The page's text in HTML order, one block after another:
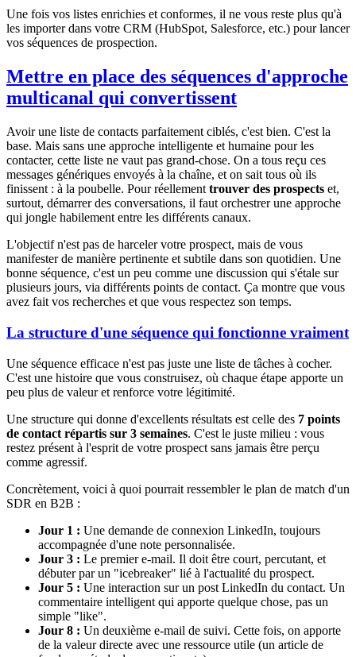
Une fois vos listes enrichies et conformes, il ne vous reste plus qu'à
les importer dans votre CRM (HubSpot, Salesforce, etc.) pour lancer
vos séquences de prospection.
Mettre en place des séquences d'approche
multicanal qui convertissent
Avoir une liste de contacts parfaitement ciblés, c'est bien. C'est la
base. Mais sans une approche intelligente et humaine pour les
contacter, cette liste ne vaut pas grand-chose. On a tous reçu ces
messages génériques envoyés à la chaîne, et on sait tous où ils
finissent : à la poubelle. Pour réellement trouver des prospects et,
surtout, démarrer des conversations, il faut orchestrer une approche
qui jongle habilement entre les différents canaux.
L'objectif n'est pas de harceler votre prospect, mais de vous
manifester de manière pertinente et subtile dans son quotidien. Une
bonne séquence, c'est un peu comme une discussion qui s'étale sur
plusieurs jours, via différents points de contact. Ça montre que vous
avez fait vos recherches et que vous respectez son temps.
La structure d'une séquence qui fonctionne vraiment
Une séquence efficace n'est pas juste une liste de tâches à cocher.
C'est une histoire que vous construisez, où chaque étape apporte un
peu plus de valeur et renforce votre légitimité.
Une structure qui donne d'excellents résultats est celle des 7 points
de contact répartis sur 3 semaines. C'est le juste milieu : vous
restez présent à l'esprit de votre prospect sans jamais être perçu
comme agressif.
Concrètement, voici à quoi pourrait ressembler le plan de match d'un
SDR en B2B :
Jour 1 : Une demande de connexion LinkedIn, toujours
accompagnée d'une note personnalisée.
Jour 3 : Le premier e-mail. Il doit être court, percutant, et
débuter par un "icebreaker" lié à l'actualité du prospect.
Jour 5 : Une interaction sur un post LinkedIn du contact. Un
commentaire intelligent qui apporte quelque chose, pas un
simple "like".
Jour 8 : Un deuxième e-mail de suivi. Cette fois, on apporte
de la valeur directe avec une ressource utile (un article de